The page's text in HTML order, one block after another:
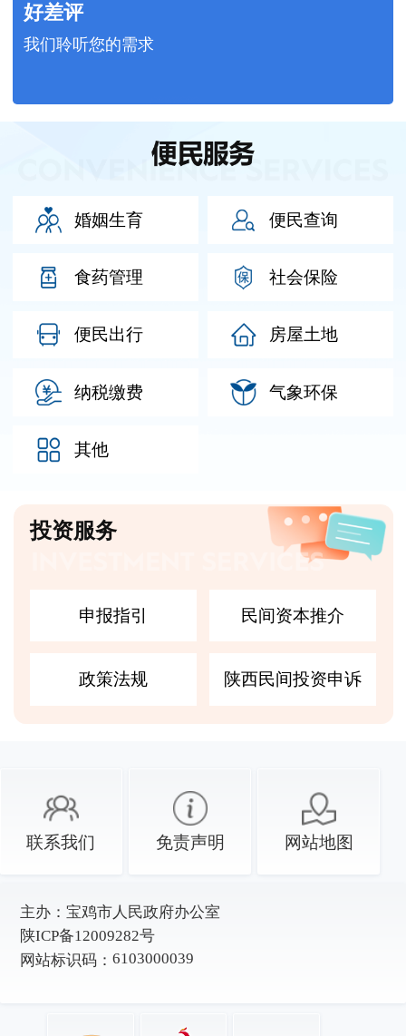
好差评
我们聆听您的需求
婚姻生育 便民查询
食药管理 社会保险
便民出行 房屋土地
纳税缴费 气象环保
其他
投资服务
申报指引 民间资本推介
政策法规 陕西民间投资申诉
联系我们 免责声明 网站地图
主办： 宝鸡市人民政府办公室
陕ICP备12009282号
网站标识码： 6103000039